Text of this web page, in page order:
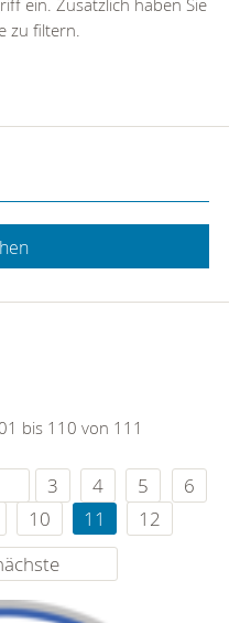
ein. Zusätzlich haben Sie
zu filtern.
bis 110 von 111
3 4 5
6
10 11
12